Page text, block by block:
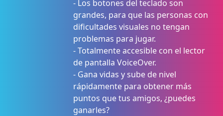
- Los botones del teclado son
grandes, para que las personas con
dificultades visuales no tengan
problemas para jugar.
- Totalmente accesible con el lector
de pantalla VoiceOver.
- Gana vidas y sube de nivel
rápidamente para obtener más
puntos que tus amigos, ¿puedes
ganarles?